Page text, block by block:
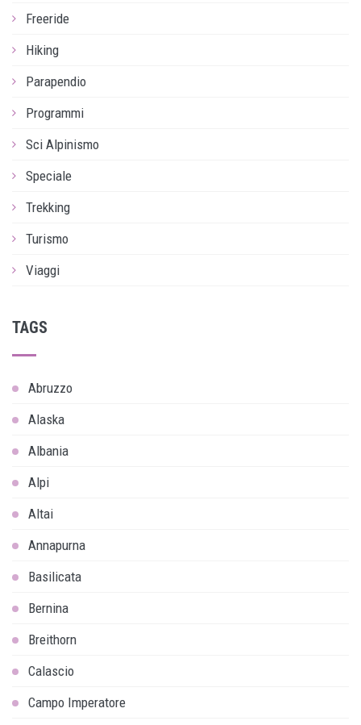
Freeride
Hiking
Parapendio
Programmi
Sci Alpinismo
Speciale
Trekking
Turismo
Viaggi
TAGS
Abruzzo
Alaska
Albania
Alpi
Altai
Annapurna
Basilicata
Bernina
Breithorn
Calascio
Campo Imperatore